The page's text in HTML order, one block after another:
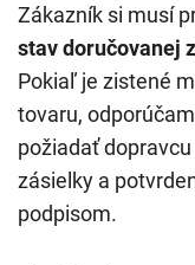
Zákazník si musí
stav doručovanej
Pokiaľ je zistené
tovaru,
požiadať
zásielky a
podpisom.